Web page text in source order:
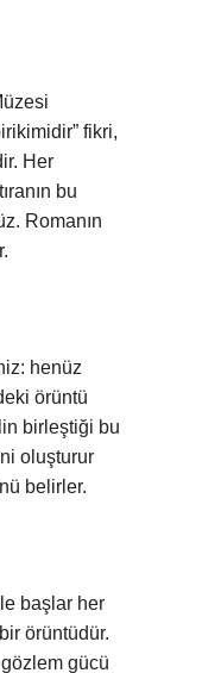
fikri,
Her
bu
Romanın
henüz
örüntü
birleştiği bu
oluşturur
belirler.
başlar her
örüntüdür.
gücü